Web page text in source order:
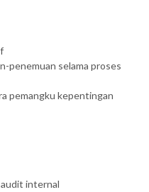
penemuan selama proses
pemangku kepentingan
internal